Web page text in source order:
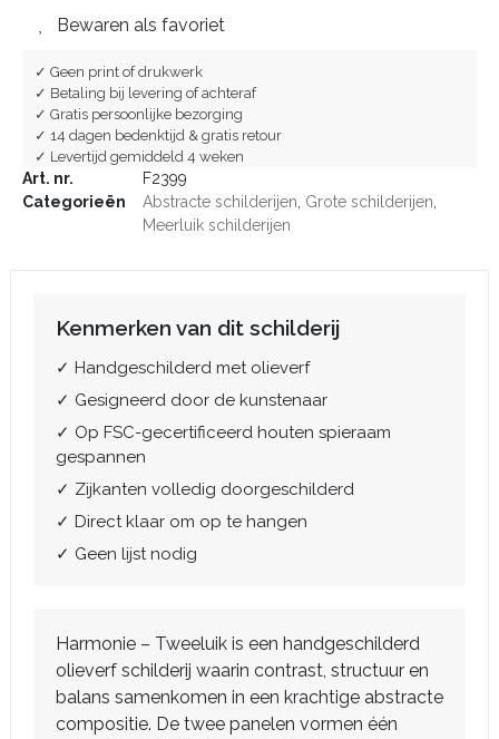
Bewaren als favoriet
✓ Geen print of drukwerk
✓ Betaling bij levering of achteraf
✓ Gratis persoonlijke bezorging
✓ 14 dagen bedenktijd & gratis retour
✓ Levertijd gemiddeld 4 weken
Art. nr.
F2399
Categorieën
Abstracte schilderijen Grote schilderijen
Meerluik schilderijen
Kenmerken van dit schilderij
✓ Handgeschilderd met olieverf
✓ Gesigneerd door de kunstenaar
✓ Op FSC-gecertificeerd houten spieraam
gespannen
✓ Zijkanten volledig doorgeschilderd
✓ Direct klaar om op te hangen
✓ Geen lijst nodig
Harmonie – Tweeluik is een handgeschilderd
olieverf schilderij waarin contrast, structuur en
balans samenkomen in een krachtige abstracte
compositie. De twee panelen vormen één